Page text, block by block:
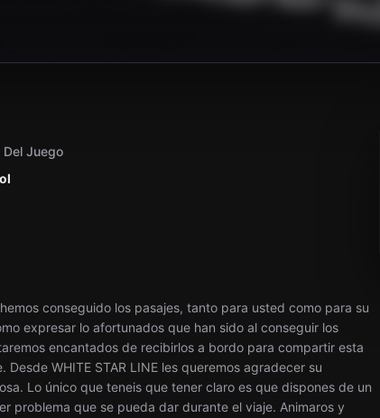
Del Juego
conseguido los pasajes, tanto para usted como para su
expresar lo afortunados que han sido al conseguir los
encantados de recibirlos a bordo para compartir esta
WHITE STAR LINE les queremos agradecer su
Lo único que teneis que tener claro es que dispones de un
problema que se pueda dar durante el viaje. Animaros y